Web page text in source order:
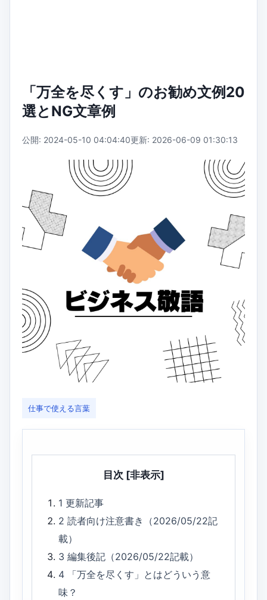
「万全を尽くす」のお勧め文例20
選とNG文章例
公開: 2024-05-10 04:04:40更新: 2026-06-09 01:30:13
仕事で使える言葉
目次 [非表示]
1更新記事
2読者向け注意書き（2026/05/22記
載）
3編集後記（2026/05/22記載）
4
「万全を尽くす」とはどういう意
味？